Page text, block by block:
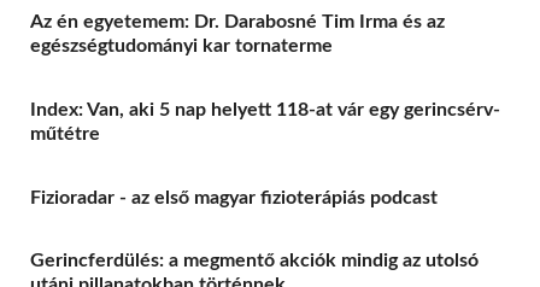
Az én egyetemem: Dr. Darabosné Tim Irma és az
egészségtudományi kar tornaterme
Index: Van, aki 5 nap helyett 118-at vár egy gerincsérv-
műtétre
Fizioradar - az első magyar fizioterápiás podcast
Gerincferdülés: a megmentő akciók mindig az utolsó